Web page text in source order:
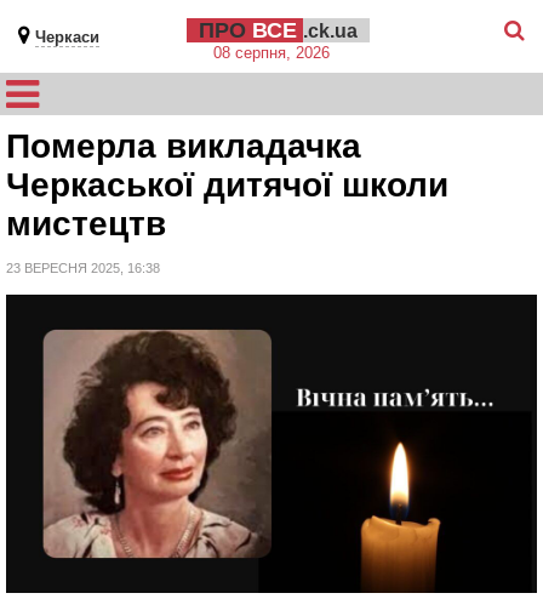
Черкаси ПРО ВСЕ .ck.ua
08 серпня, 2026
Померла викладачка
Черкаської дитячої школи
мистецтв
23 ВЕРЕСНЯ 2025, 16:38